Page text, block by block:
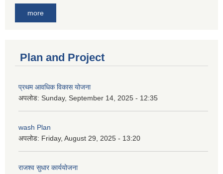
more
Plan and Project
प्रथम आवधिक विकास योजना
अपलोड: Sunday, September 14, 2025 - 12:35
wash Plan
अपलोड: Friday, August 29, 2025 - 13:20
राजश्व सुधार कार्ययोजना